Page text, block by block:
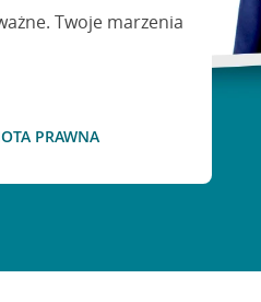
Twoje marzenia
PRAWNA